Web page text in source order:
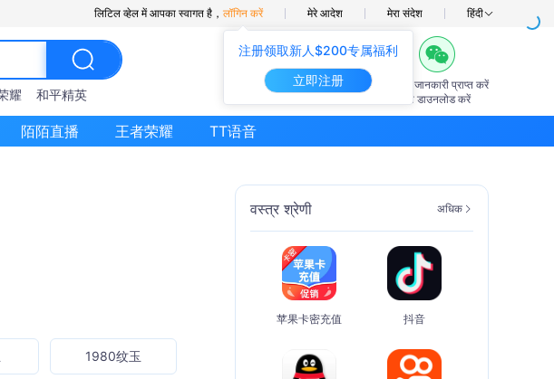
注册领取新人$200专属福利
立即注册
लिटिल व्हेल में आपका स्वागत है， लॉगिन करें मेरे आदेश मेरा संदेश हिंदी
耀 和平精英
7×24घंटे
अग्रिम जानकारी प्राप्त करें
ऐप डाउनलोड करें
陌陌直播 王者荣耀 TT语音
1980纹玉
वस्त्र श्रेणी अधिक
苹果卡密充值 抖音